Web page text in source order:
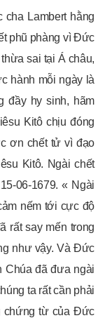
Lambert hằng
phũ phàng vì Đức
sai tại Á châu,
hành mỗi ngày là
đầy hy sinh, hãm
Kitô chịu đóng
ơn chết tử vì đạo
Kitô. Ngài chết
06-1679. « Ngài
nếm tới cực độ
rất say mến trong
như vậy. Và Đức
Chúa đã đưa ngài
ta rất cần phải
chứng từ của Đức